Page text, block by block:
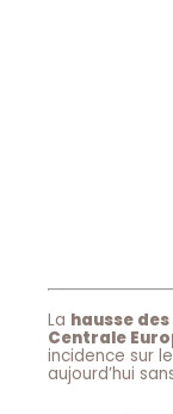
La hausse
Centrale
incidence sur
aujourd’hui